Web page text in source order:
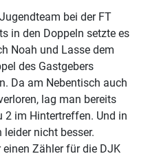
bei der FT
in den Doppeln setzte es
Noah und Lasse dem
des Gastgebers
Da am Nebentisch auch
lag man bereits
2 im Hintertreffen. Und in
leider nicht besser.
Zähler für die DJK